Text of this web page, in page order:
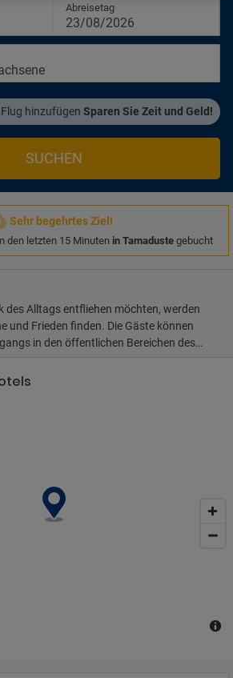
Abreisetag
23/08/2026
hinzufügen Sparen Sie Zeit und Geld!
SUCHEN
Sehr begehrtes Ziel!
den letzten 15 Minutenin Tamadustegebucht
des Alltags entfliehen möchten, werden
und Frieden finden. Die Gäste können
in den öffentlichen Bereichen des
kontaktieren.